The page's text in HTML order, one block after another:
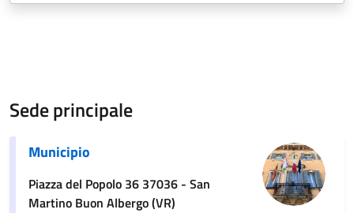
Sede principale
Municipio
Piazza del Popolo 36 37036 - San
Martino Buon Albergo (VR)